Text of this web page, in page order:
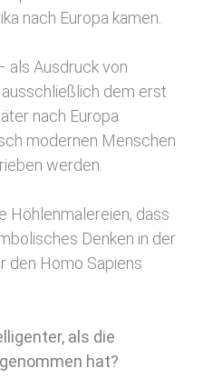
nach Europa kamen.
als Ausdruck von
dem erst
nach Europa
modernen Menschen
werden.
Höhlenmalereien, dass
Denken in der
den Homo Sapiens
als die
hat?